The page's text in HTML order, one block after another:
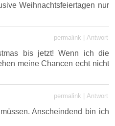
Weihnachtsfeiertagen nur
permalink Antwort
bis jetzt! Wenn ich die
meine Chancen echt nicht
permalink | Antwort
Anscheindend bin ich